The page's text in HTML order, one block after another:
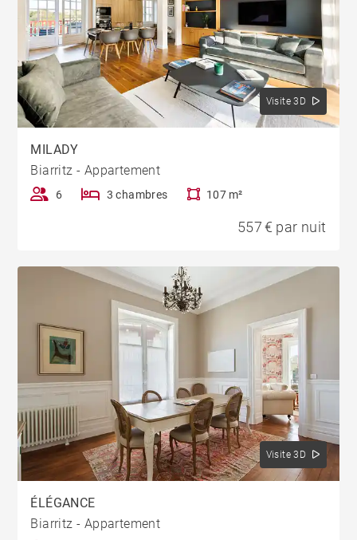
Visite 3D
MILADY
Biarritz - Appartement
6 3 chambres 107 m²
557 € par nuit
Visite 3D
ÉLÉGANCE
Biarritz - Appartement